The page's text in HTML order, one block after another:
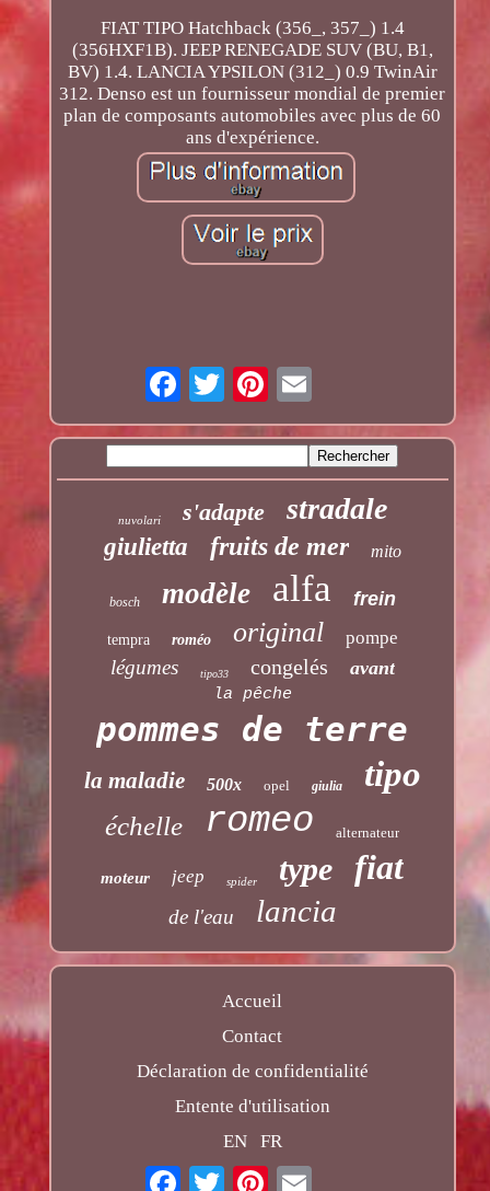
FIAT TIPO Hatchback (356_, 357_) 1.4
(356HXF1B). JEEP RENEGADE SUV (BU, B1,
BV) 1.4. LANCIA YPSILON (312_) 0.9 TwinAir
312. Denso est un fournisseur mondial de premier
plan de composants automobiles avec plus de 60
ans d'expérience.
nuvolari s'adapte stradale
giulietta fruits de mer mito
bosch modèle alfa frein
tempra roméo original pompe
légumes tipo33 congelés avant
la pêche
pommes de terre
la maladie 500x opel giulia tipo
échelle romeo alternateur
moteur jeep spider type fiat
de l'eau lancia
Accueil
Contact
Déclaration de confidentialité
Entente d'utilisation
EN
FR